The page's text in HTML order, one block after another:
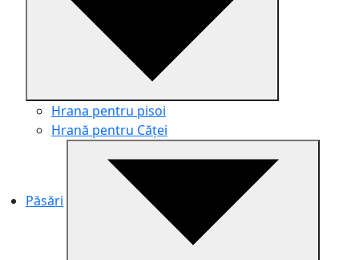
Hrana pentru pisoi
Hrană pentru Căței
Păsări